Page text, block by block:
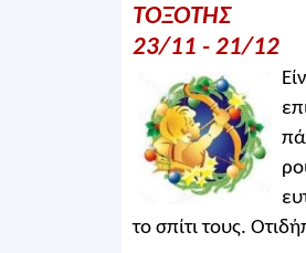
ΤΟΞΟΤΗΣ
23/11 - 21/12
το σπίτι τους.